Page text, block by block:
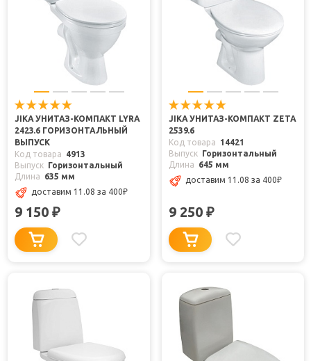
JIKA УНИТАЗ-КОМПАКТ LYRA
2423.6 ГОРИЗОНТАЛЬНЫЙ
ВЫПУСК
Код товара
4913
Выпуск Горизонтальный
Длина
635 мм
доставим 11.08 за 400₽
9 150 ₽
JIKA УНИТАЗ-КОМПАКТ ZETA
2539.6
Код товара
14421
Выпуск Горизонтальный
Длина
645 мм
доставим 11.08 за 400₽
9 250 ₽